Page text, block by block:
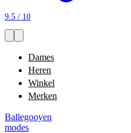
9.5 / 10
Dames
Heren
Winkel
Merken
Ballegooyen
modes